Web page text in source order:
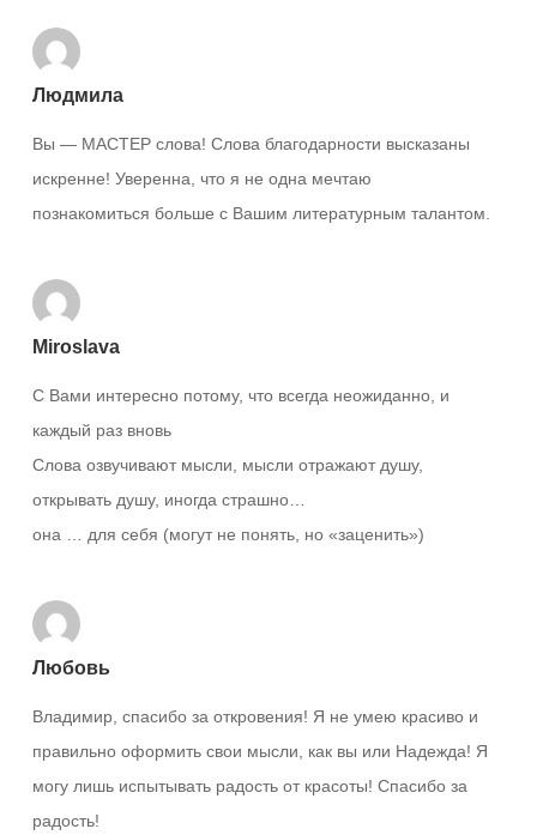
Людмила
Вы — МАСТЕР слова! Слова благодарности высказаны
искренне! Уверенна, что я не одна мечтаю
познакомиться больше с Вашим литературным талантом.
Miroslava
С Вами интересно потому, что всегда неожиданно, и
каждый раз вновь
Слова озвучивают мысли, мысли отражают душу,
открывать душу, иногда страшно…
она … для себя (могут не понять, но «заценить»)
Любовь
Владимир, спасибо за откровения! Я не умею красиво и
правильно оформить свои мысли, как вы или Надежда! Я
могу лишь испытывать радость от красоты! Спасибо за
радость!